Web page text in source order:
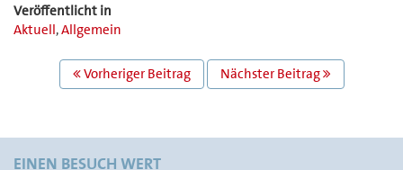
Veröffentlicht in
Aktuell,Allgemein
BEITRAGS
NAVIGATION
Vorheriger Beitrag Nächster Beitrag
EINEN BESUCH WERT